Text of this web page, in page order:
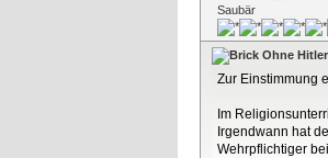
Saubär
Ohne
Zur Einstimmung
Im
Irgendwann hat
Wehrpflichtiger